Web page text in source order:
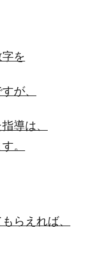
を
が、
導は、
。
らえれば、